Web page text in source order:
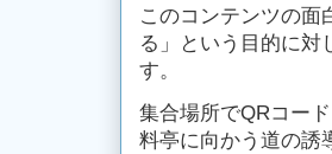
このコンテンツの面
る」という目的に対
す。
集合場所でQRコー
料亭に向かう道の誘